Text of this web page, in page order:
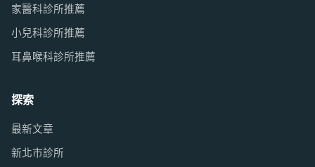
家醫科診所推薦
小兒科診所推薦
耳鼻喉科診所推薦
探索
最新文章
新北市診所